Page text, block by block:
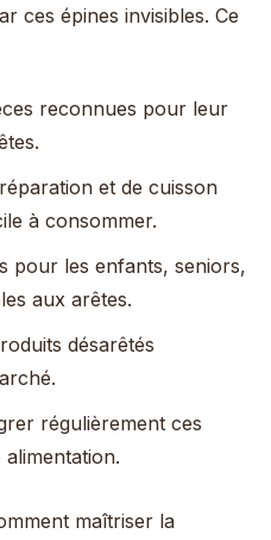
ces épines invisibles. Ce
reconnues pour leur
et de cuisson
à consommer.
pour les enfants, seniors,
aux arêtes.
désarêtés
régulièrement ces
maîtriser la